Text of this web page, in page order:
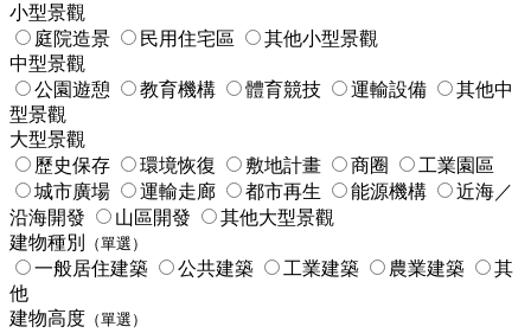
小型景觀
庭院造景
民用住宅區
其他小型景觀
中型景觀
公園遊憩
教育機構 體育競技 運輸設備
其他中
型景觀
大型景觀
歷史保存
環境恢復 敷地計畫 商圈
工業園區
城市廣場
運輸走廊 都市再生 能源機構
近海／
沿海開發
山區開發
其他大型景觀
建物種別
（單選）
一般居住建築 公共建築 工業建築 農業建築
其
他
建物高度 （單選）